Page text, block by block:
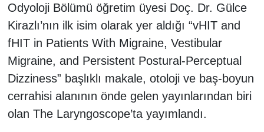
Odyoloji Bölümü öğretim üyesi Doç. Dr. Gülce
Kirazlı’nın ilk isim olarak yer aldığı “vHIT and
fHIT in Patients With Migraine, Vestibular
Migraine, and Persistent Postural‐Perceptual
Dizziness” başlıklı makale, otoloji ve baş-boyun
cerrahisi alanının önde gelen yayınlarından biri
olan The Laryngoscope’ta yayımlandı.